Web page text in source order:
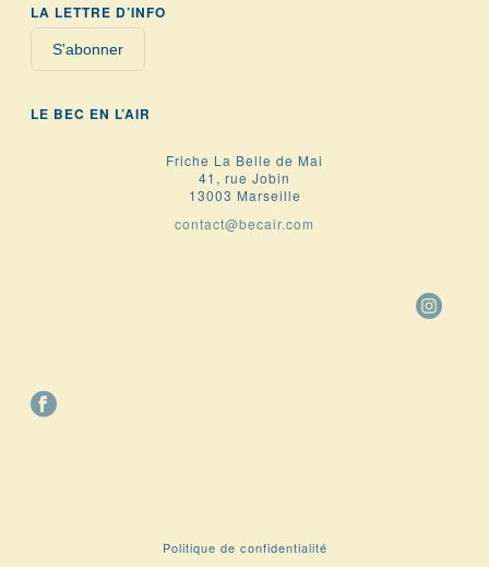
LA LETTRE D’INFO
S'abonner
LE BEC EN L’AIR
Friche La Belle de Mai
41, rue Jobin
13003 Marseille
contact@becair.com
Politique de confidentialité